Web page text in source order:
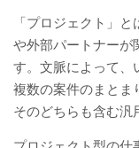
「プロジェクト」
や外部パートナーが
す。文脈によって、
複数の案件のまとま
そのどちらも含む汎